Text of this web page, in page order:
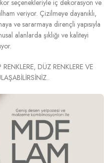
seçenekleriyle iç dekorasyon ve
veriyor. Çizilmeye dayanıklı,
ve sararmaya dirençli yapısıyla
alanlarda şıklığı ve kaliteyi
DÜZ RENKLERE VE